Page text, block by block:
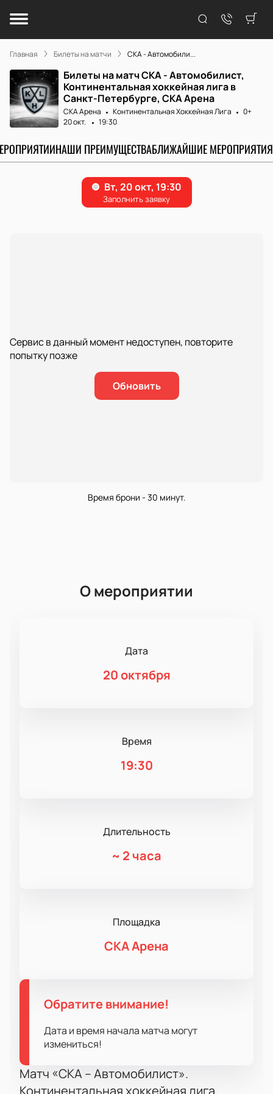
Главная Билеты на матчи СКА - Автомобили...
Билеты на матч СКА - Автомобилист,
Континентальная хоккейная лига в
Санкт-Петербурге, СКА Арена
СКА Арена Континентальная Хоккейная Лига
0+
20 окт.
19:30
НАШИ ПРЕИМУЩЕСТВАБЛИЖАЙШИЕ МЕРОПРИЯТИЯ
Сервис в данный момент недоступен, повторите
попытку позже
Обновить
Время брони - 30 минут.
О мероприятии
Дата
20 октября
Время
19:30
Длительность
~ 2 часа
Площадка
СКА Арена
Обратите внимание!
Дата и время начала матча могут
измениться!
Матч «СКА – Автомобилист».